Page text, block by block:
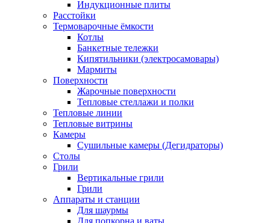
Индукционные плиты
Расстойки
Термоварочные ёмкости
Котлы
Банкетные тележки
Кипятильники (электросамовары)
Мармиты
Поверхности
Жарочные поверхности
Тепловые стеллажи и полки
Тепловые линии
Тепловые витрины
Камеры
Сушильные камеры (Дегидраторы)
Столы
Грили
Вертикальные грили
Грили
Аппараты и станции
Для шаурмы
Для попкорна и ваты